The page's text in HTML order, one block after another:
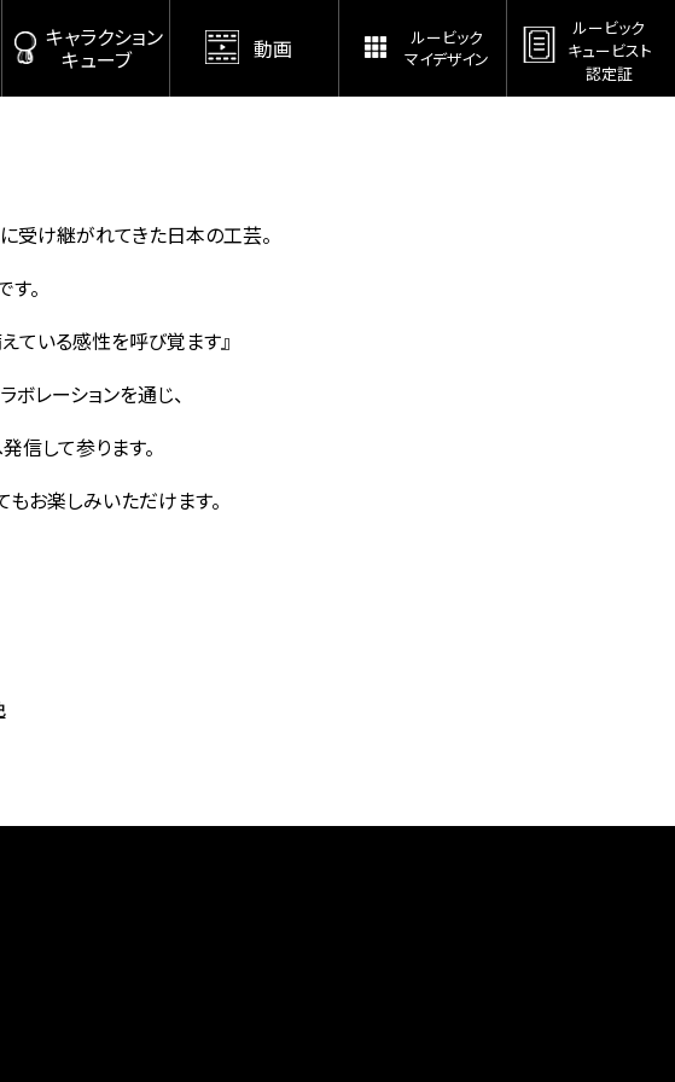
キャラクション
キューブ 動画
ルービック
マイデザイン
ルービック
キュービスト
認定証
受け継がれてきた日本の工芸。
。
ている感性を呼び覚ます』
ボレーションを通じ、
して参ります。
もお楽しみいただけます。